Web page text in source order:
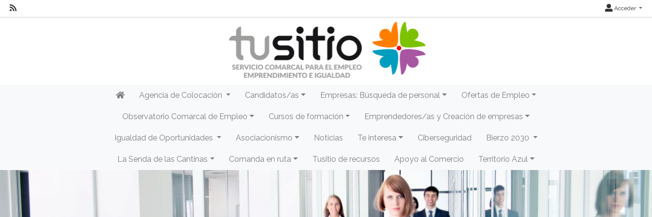
Acceder
Agencia de Colocación Candidatos/as Empresas: Búsqueda de personal Ofertas de Empleo
Observatorio Comarcal de Empleo Cursos de formación Emprendedores/as y Creación de empresas
Igualdad de Oportunidades Asociacionismo Noticias Te interesa Ciberseguridad Bierzo 2030
La Senda de las Cantinas Comanda en ruta Tusitio de recursos Apoyo al Comercio Territorio Azul